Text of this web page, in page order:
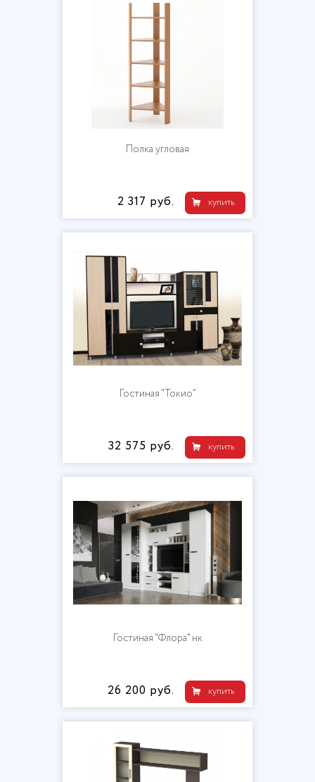
Полка угловая
купить
2 317 руб.
Гостиная "Токио"
купить
32 575 руб.
Гостиная "Флора" нк
купить
26 200 руб.